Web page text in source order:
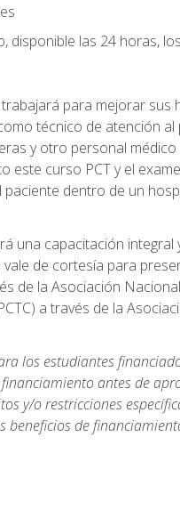
disponible las 24 horas,
para mejorar
técnico de atención
y otro personal
este curso PCT y el
dentro de un
una capacitación
de cortesía para
de la Asociación
a través de la
los estudiantes
antes de
y/o restricciones
de